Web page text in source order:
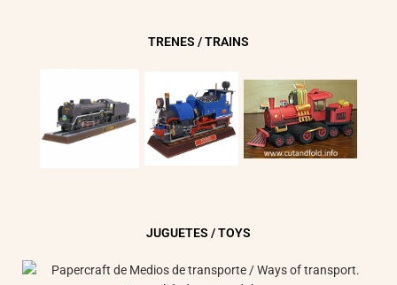
TRENES / TRAINS
JUGUETES / TOYS